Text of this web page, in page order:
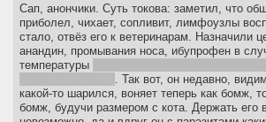
Сап, анончики. Суть токова: заметил, что
приболел, чихает, сопливит, лимфоузлы
стало, отвёз его к ветеринарам. Назначили
анандин, промывания носа, ибупрофен в
температуры
. Так вот, он недавно,
какой-то шарился, воняет теперь как бомж,
бомж, будучи размером с кота. Держать его